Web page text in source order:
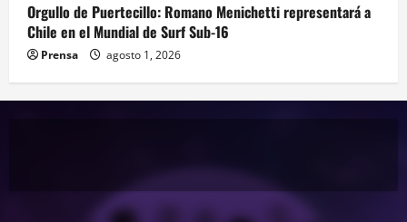
Orgullo de Puertecillo: Romano Menichetti representará a
Chile en el Mundial de Surf Sub-16
Prensa agosto 1, 2026